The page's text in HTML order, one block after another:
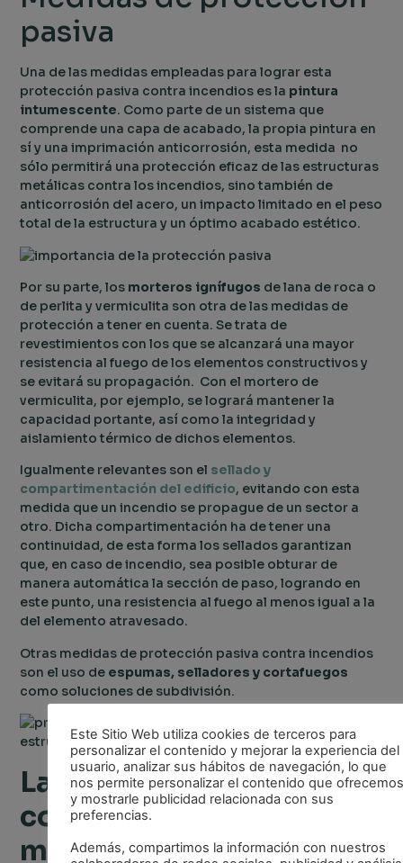
pasiva
Una de las medidas empleadas para lograr esta
protección pasiva contra incendios es la pintura
intumescente. Como parte de un sistema que
comprende una capa de acabado, la propia pintura en
sí y una imprimación anticorrosión, esta medida no
sólo permitirá una protección eficaz de las estructuras
metálicas contra los incendios, sino también de
anticorrosión del acero, un impacto limitado en el peso
total de la estructura y un óptimo acabado estético.
Por su parte, los morteros ignífugos de lana de roca o
de perlita y vermiculita son otra de las medidas de
protección a tener en cuenta. Se trata de
revestimientos con los que se alcanzará una mayor
resistencia al fuego de los elementos constructivos y
se evitará su propagación. Con el mortero de
vermiculita, por ejemplo, se logrará mantener la
capacidad portante, así como la integridad y
aislamiento térmico de dichos elementos.
Igualmente relevantes son el sellado y
compartimentación del edificio, evitando con esta
medida que un incendio se propague de un sector a
otro. Dicha compartimentación ha de tener una
continuidad, de esta forma los sellados garantizan
que, en caso de incendio, sea posible obturar de
manera automática la sección de paso, logrando en
este punto, una resistencia al fuego al menos igual a la
del elemento atravesado.
Otras medidas de protección pasiva contra incendios
son el uso de espumas, selladores y cortafuegos
como soluciones de subdivisión.
La Protección Activa
contra Incendios como
medida correctiva
Este Sitio Web utiliza cookies de terceros para
personalizar el contenido y mejorar la experiencia del
usuario, analizar sus hábitos de navegación, lo que
nos permite personalizar el contenido que ofrecemos
y mostrarle publicidad relacionada con sus
preferencias.
Además, compartimos la información con nuestros